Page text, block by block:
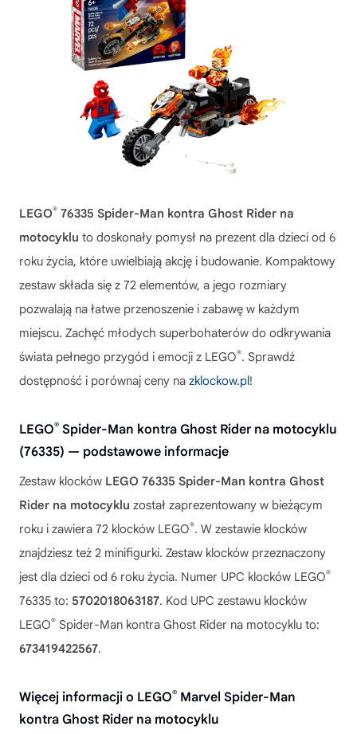
LEGO® 76335 Spider-Man kontra Ghost Rider na
motocyklu to doskonały pomysł na prezent dla dzieci od 6
roku życia, które uwielbiają akcję i budowanie. Kompaktowy
zestaw składa się z 72 elementów, a jego rozmiary
pozwalają na łatwe przenoszenie i zabawę w każdym
miejscu. Zachęć młodych superbohaterów do odkrywania
świata pełnego przygód i emocji z LEGO®. Sprawdź
dostępność i porównaj ceny na zklockow.pl!
LEGO® Spider-Man kontra Ghost Rider na motocyklu
(76335) — podstawowe informacje
Zestaw klocków LEGO 76335 Spider-Man kontra Ghost
Rider na motocyklu został zaprezentowany w bieżącym
roku i zawiera 72 klocków LEGO®. W zestawie klocków
znajdziesz też 2 minifigurki. Zestaw klocków przeznaczony
jest dla dzieci od 6 roku życia. Numer UPC klocków LEGO®
76335 to: 5702018063187. Kod UPC zestawu klocków
LEGO® Spider-Man kontra Ghost Rider na motocyklu to:
673419422567.
Więcej informacji o LEGO® Marvel Spider-Man
kontra Ghost Rider na motocyklu